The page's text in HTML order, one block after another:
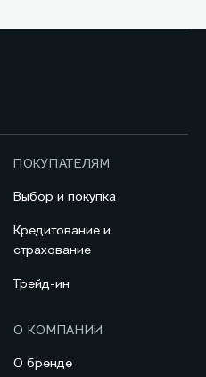
ПОКУПАТЕЛЯМ
Выбор и покупка
Кредитование и
страхование
Трейд-ин
О КОМПАНИИ
О бренде